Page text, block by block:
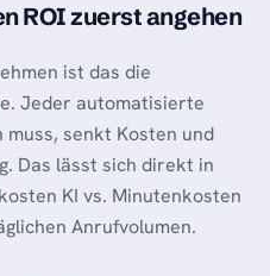
ROI zuerst angehen
ist das die
Jeder automatisierte
muss, senkt Kosten und
Das lässt sich direkt in
KI vs. Minutenkosten
Anrufvolumen.